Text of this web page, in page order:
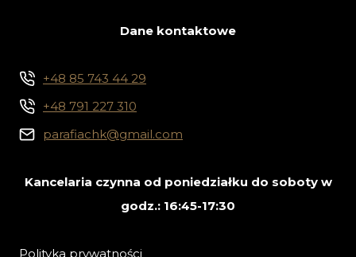
Dane kontaktowe
+48 85 743 44 29
+48 791 227 310
parafiachk@gmail.com
Kancelaria czynna od poniedziałku do soboty w
godz.: 16:45-17:30
Polityka prywatności